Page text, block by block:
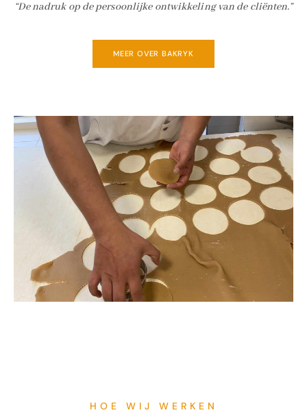
“De nadruk op de persoonlijke ontwikkeling van de cliënten.”
MEER OVER BAKRYK
HOE WIJ WERKEN